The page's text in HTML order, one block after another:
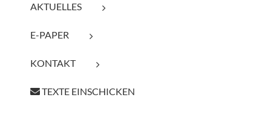
AKTUELLES
E-PAPER
KONTAKT
TEXTE EINSCHICKEN